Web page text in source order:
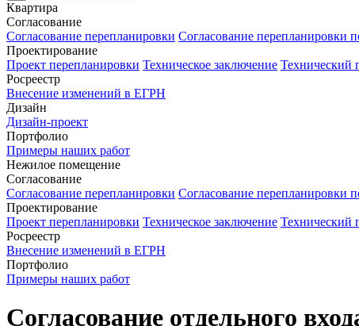
Квартира
Согласование
Согласование перепланировки Согласование перепланировки
Проектирование
Проект перепланировки Техническое заключение Технический
Росреестр
Внесение изменений в ЕГРН
Дизайн
Дизайн-проект
Портфолио
Примеры наших работ
Нежилое помещение
Согласование
Согласование перепланировки Согласование перепланировки
Проектирование
Проект перепланировки Техническое заключение Технический
Росреестр
Внесение изменений в ЕГРН
Портфолио
Примеры наших работ
Согласование отдельного